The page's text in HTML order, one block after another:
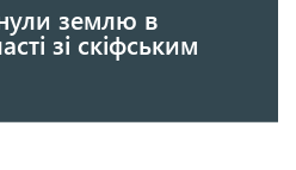
землю в
зі скіфським